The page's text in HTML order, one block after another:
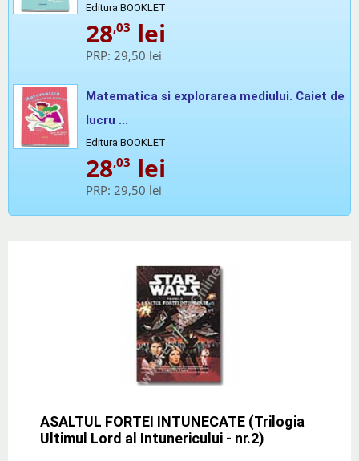
Editura BOOKLET
28,03 lei
PRP: 29,50 lei
Matematica si explorarea mediului. Caiet de
lucru ...
Editura BOOKLET
28,03 lei
PRP: 29,50 lei
ASALTUL FORTEI INTUNECATE (Trilogia
Ultimul Lord al Intunericului - nr.2)